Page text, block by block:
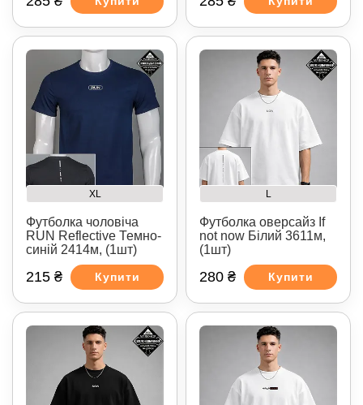
XL
Футболка чоловіча
RUN Reflective Темно-
синій 2414м, (1шт)
215 ₴ Купити
L
Футболка оверсайз If
not now Білий 3611м,
(1шт)
280 ₴ Купити